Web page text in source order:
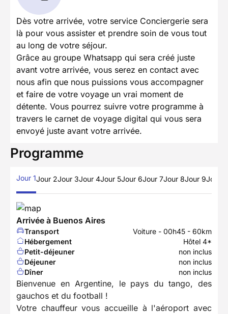
Dès votre arrivée, votre service Conciergerie sera
là pour vous assister et prendre soin de vous tout
au long de votre séjour.
Grâce au groupe Whatsapp qui sera créé juste
avant votre arrivée, vous serez en contact avec
nous afin que nous puissions vous accompagner
et faire de votre voyage un vrai moment de
détente. Vous pourrez suivre votre programme à
travers le carnet de voyage digital qui vous sera
envoyé juste avant votre arrivée.
Programme
Jour 1Jour 2Jour 3Jour 4Jour 5Jour 6Jour 7Jour 8Jour 9Jour
Arrivée à Buenos Aires
Transport
Voiture - 00h45 - 60km
Hébergement
Hôtel 4*
Petit-déjeuner
non inclus
Déjeuner
non inclus
Dîner
non inclus
Bienvenue en Argentine, le pays du tango, des
gauchos et du football !
Votre chauffeur vous accueille à l'aéroport avec